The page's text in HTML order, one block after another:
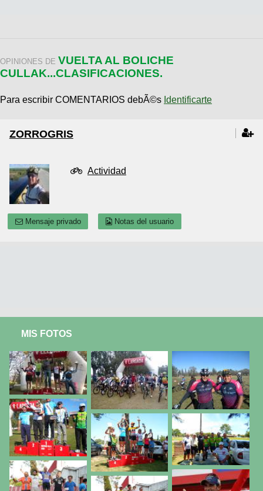
OPINIONES DE VUELTA AL BOLICHE
CULLAK...CLASIFICACIONES.
Para escribir COMENTARIOS debÃ©s Identificarte
ZORROGRIS
Actividad
Mensaje privado Notas del usuario
MIS FOTOS